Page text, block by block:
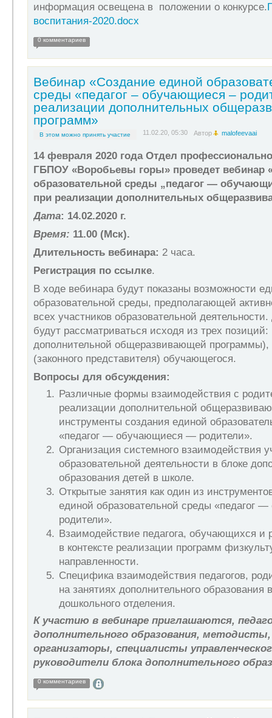
информация освещена в положении о конкурсе.
воспитания-2020.docx
0 комментариев
Вебинар «Создание единой
среды «педагог – обучающиеся –
реализации дополнительных
программ»
В этом можно принять участие 11.02.20, 05:30 Автор malofeevaai
14 февраля 2020 года Отдел
ГБПОУ «Воробьевы горы» проведет вебинар
образовательной среды „педагог —
при реализации дополнительных
Дата: 14.02.2020 г.
Время: 11.00 (Мск).
Длительность вебинара: 2 часа.
Регистрация по ссылке.
В ходе вебинара будут показаны возможности
образовательной среды, предполагающей
всех участников образовательной
будут рассматриваться исходя из трех
дополнительной общеразвивающей программы),
(законного представителя) обучающегося.
Вопросы для обсуждения:
Различные формы взаимодействия с
реализации дополнительной
инструменты создания единой
«педагог — обучающиеся — родители».
Организация системного взаимодействия
образовательной деятельности в блоке
образования детей в школе.
Открытые занятия как один из
единой образовательной среды «педагог
родители».
Взаимодействие педагога, обучающихся и
в контексте реализации программ
направленности.
Специфика взаимодействия педагогов,
на занятиях дополнительного образования
дошкольного отделения.
К участию в вебинаре приглашаются,
дополнительного образования, методисты,
организаторы, специалисты
руководители блока дополнительного
0 комментариев